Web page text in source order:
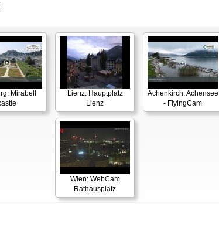
Mirabell
Lienz: Hauptplatz
Lienz
Achenkirch: Achensee
- FlyingCam
Wien: WebCam
Rathausplatz